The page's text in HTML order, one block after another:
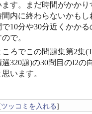
ます。まだ時間がかかり
間内に終わらないかもし
で10分や30分近くかかる
で。
ころでこの問題集第2集
選320題)の30問目のI2の
思います。
ツッコミを入れる]